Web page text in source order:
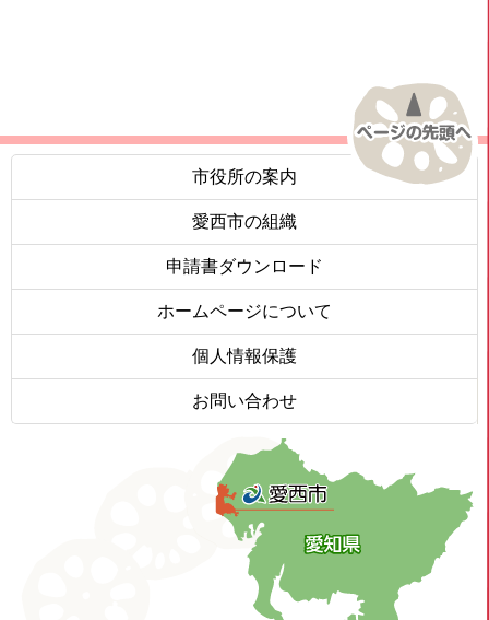
市役所の案内
愛西市の組織
申請書ダウンロード
ホームページについて
個人情報保護
お問い合わせ